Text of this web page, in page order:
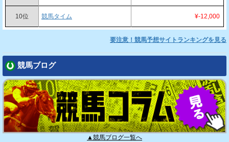
10位 競馬タイム ¥-12,000
要注意！競馬予想サイトランキングを見る
競馬ブログ
▲競馬ブログ一覧へ